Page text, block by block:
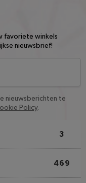
favoriete winkels
nieuwsbrief!
nieuwsberichten te
Policy.
3
469